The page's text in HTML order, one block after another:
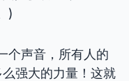
)
个声音，所有人的
强大的力量！这就